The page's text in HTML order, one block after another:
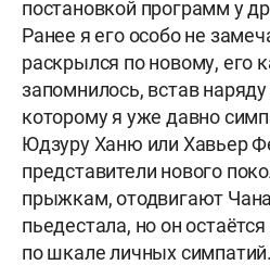
постановкой программ у
Ранее я его особо не
раскрылся по новому, его
запомнилось, встав
которому я уже давно
Юдзуру Ханю или Хавьер
представители нового
прыжкам, отодвигают
пьедестала, но он
по шкале личных